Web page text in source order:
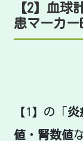
【2】血球
患マーカー
【1】の「炎
値 ・ 腎数値